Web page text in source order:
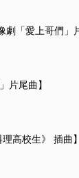
「愛上哥們」
片尾曲】
高校生》 插曲】